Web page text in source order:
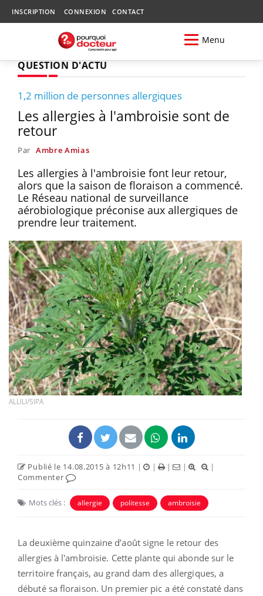
INSCRIPTION CONNEXION CONTACT
Menu
QUESTION D'ACTU
1,2 million de personnes allergiques
Les allergies à l'ambroisie sont de
retour
Par Ambre Amias
Les allergies à l'ambroisie font leur retour,
alors que la saison de floraison a commencé.
Le Réseau national de surveillance
aérobiologique préconise aux allergiques de
prendre leur traitement.
ALLILI/SIPA
Publié le 14.08.2015 à 12h11 | | | |
|
Commenter
Mots clés : allergie politesse ambroisie
La deuxième quinzaine d’août signe le retour des
allergies à l'ambroisie. Cette plante qui abonde sur le
territoire français, au grand dam des allergiques, a
débuté sa floraison. Un premier pic a été constaté dans